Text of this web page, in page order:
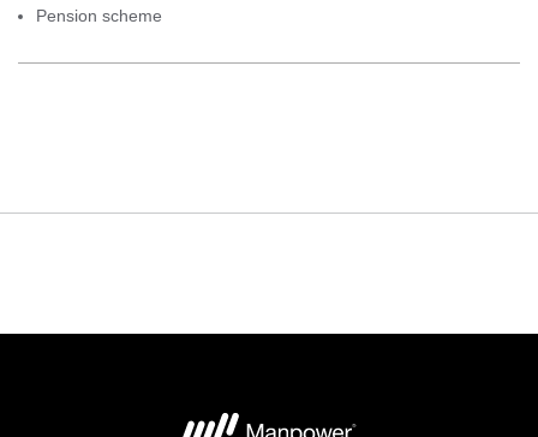
Pension scheme